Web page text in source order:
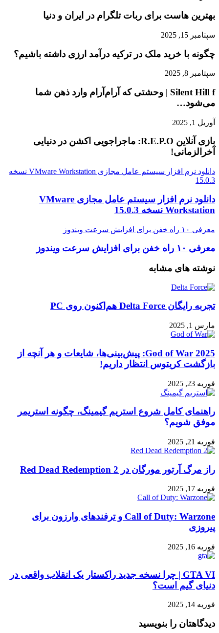
بهترین هاست برای ربات تلگرام در ایران و دنیا
سپتامبر 15, 2025
چگونه با خرید ملک در ترکیه درآمد ارزی داشته باشیم؟
سپتامبر 8, 2025
Silent Hill f | وحشتی که آرام‌آرام وارد ذهن شما
می‌شود…
آوریل 1, 2025
بازی آنلاین R.E.P.O: ماجراجویی اکشن در دنیایی
آخرالزمانی!
دانلود نرم افزار سیستم عامل مجازی VMware Workstation نسخه
15.0.3
دانلود نرم افزار سیستم عامل مجازی VMware
Workstation نسخه 15.0.3
معرفی ۱۰ راه خفن برای افزایش سرعت ویندوز
معرفی ۱۰ راه خفن برای افزایش سرعت ویندوز
نوشته های مشابه
تجربه رایگان Delta Force هم‌اکنون روی PC
مارس 1, 2025
God of War 2025: پیش‌بینی‌ها، شایعات و هر آنچه از
بازگشت کریتوس انتظار داریم!
فوریه 23, 2025
راهنمای کامل شروع استریم گیمینگ، چگونه استریمر
موفق شویم؟
فوریه 21, 2025
راز مرگ آرتور مورگان در Red Dead Redemption 2
فوریه 17, 2025
Call of Duty: Warzone و ترفندهای وارزون برای
پیروزی
فوریه 16, 2025
GTA VI | چرا نسخه جدید راکستار یک انقلاب واقعی در
دنیای گیم است؟
فوریه 14, 2025
دیدگاهتان را بنویسید